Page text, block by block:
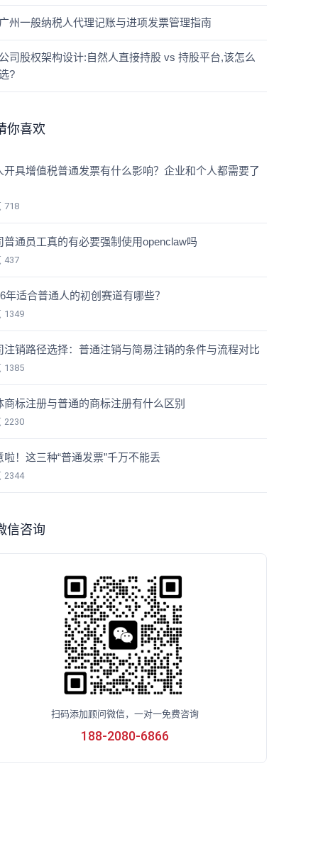
州一般纳税人代理记账与进项发票管理指南
司股权架构设计:自然人直接持股 vs 持股平台,该怎么
?
你喜欢
开具增值税普通发票有什么影响？企业和个人都需要了
718
普通员工真的有必要强制使用openclaw吗
437
年适合普通人的初创赛道有哪些？
1349
注销路径选择：普通注销与简易注销的条件与流程对比
1385
商标注册与普通的商标注册有什么区别
2230
啦！这三种“普通发票”千万不能丢
2344
信咨询
扫码添加顾问微信，一对一免费咨询
188-2080-6866